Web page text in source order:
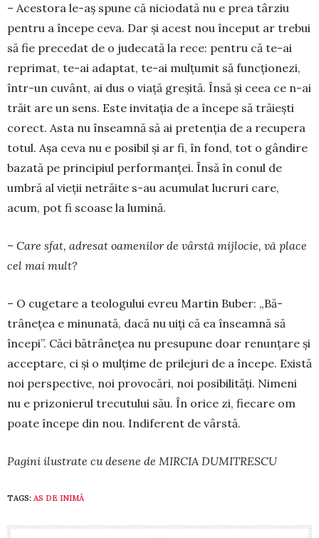
– Acestora le-aș spune că niciodată nu e prea târziu
pentru a începe ceva. Dar și acest nou în­ceput ar trebui
să fie precedat de o judecată la rece: pentru că te-ai
reprimat, te-ai adaptat, te-ai mul­țumit să funcționezi,
într-un cuvânt, ai dus o viață greșită. Însă și ceea ce n-ai
trăit are un sens. Este invitația de a începe să trăiești
corect. Asta nu în­seamnă să ai pretenția de a recupera
totul. Așa ceva nu e posibil și ar fi, în fond, tot o gân­dire
bazată pe principiul performanței. Însă în conul de
umbră al vieții netrăite s-au acumulat lucruri care,
acum, pot fi scoase la lumină.
– Care sfat, adresat oamenilor de vârstă mijlo­cie, vă place
cel mai mult?
– O cugetare a teologului evreu Martin Buber: „Bă­
trânețea e minunată, dacă nu uiți că ea în­seamnă să
începi”. Căci bătrânețea nu presupune doar re­nun­țare și
acceptare, ci și o mulțime de prilejuri de a în­ce­pe. Există
noi perspective, noi provocări, noi po­­sibilități. Nimeni
nu e prizonierul trecutului său. În ori­ce zi, fiecare om
poate începe din nou. In­di­fe­rent de vârstă.
Pagini ilustrate cu desene de MIRCIA DUMITRESCU
TAGS: AS DE INIMĂ